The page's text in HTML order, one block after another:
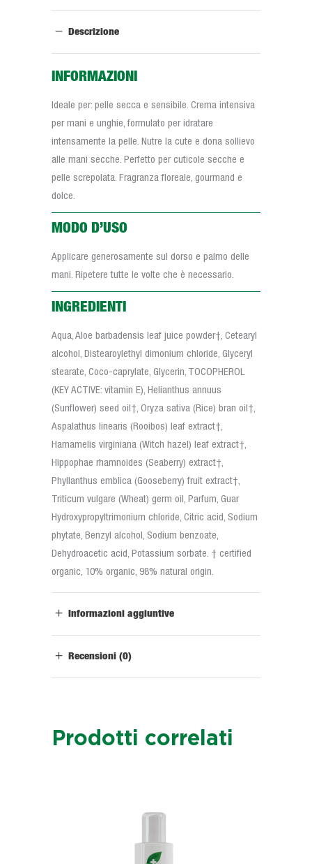
Descrizione
INFORMAZIONI
Ideale per: pelle secca e sensibile. Crema intensiva
per mani e unghie, formulato per idratare
intensamente la pelle. Nutre la cute e dona sollievo
alle mani secche. Perfetto per cuticole secche e
pelle screpolata. Fragranza floreale, gourmand e
dolce.
MODO D’USO
Applicare generosamente sul dorso e palmo delle
mani. Ripetere tutte le volte che è necessario.
INGREDIENTI
Aqua, Aloe barbadensis leaf juice powder†, Cetearyl
alcohol, Distearoylethyl dimonium chloride, Glyceryl
stearate, Coco-caprylate, Glycerin, TOCOPHEROL
(KEY ACTIVE: vitamin E), Helianthus annuus
(Sunflower) seed oil†, Oryza sativa (Rice) bran oil†,
Aspalathus linearis (Rooibos) leaf extract†,
Hamamelis virginiana (Witch hazel) leaf extract†,
Hippophae rhamnoides (Seaberry) extract†,
Phyllanthus emblica (Gooseberry) fruit extract†,
Triticum vulgare (Wheat) germ oil, Parfum, Guar
Hydroxypropyltrimonium chloride, Citric acid, Sodium
phytate, Benzyl alcohol, Sodium benzoate,
Dehydroacetic acid, Potassium sorbate. † certified
organic, 10% organic, 98% natural origin.
Informazioni aggiuntive
Recensioni (0)
Prodotti correlati